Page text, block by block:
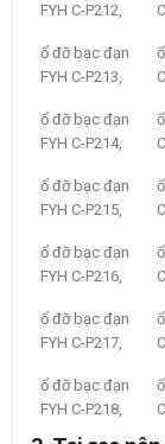
FYH C-P212,
ổ đỡ bạc đạn
FYH C-P213,
ổ đỡ bạc đạn
FYH C-P214,
ổ đỡ bạc đạn
FYH C-P215,
ổ đỡ bạc đạn
FYH C-P216,
ổ đỡ bạc đạn
FYH C-P217,
ổ đỡ bạc đạn
FYH C-P218,